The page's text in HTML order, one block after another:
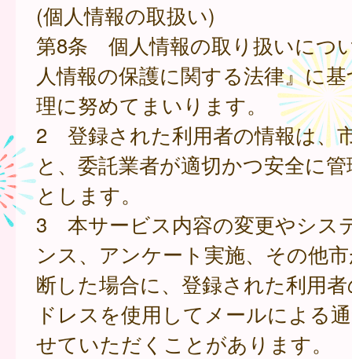
(個人情報の取扱い)
第8条 個人情報の取り扱いにつ
人情報の保護に関する法律』に
理に努めてまいります。
2 登録された利用者の情報は、
と、委託業者が適切かつ安全に
とします。
3 本サービス内容の変更やシス
ンス、アンケート実施、その他
断した場合に、登録された利用
ドレスを使用してメールによる
せていただくことがあります。